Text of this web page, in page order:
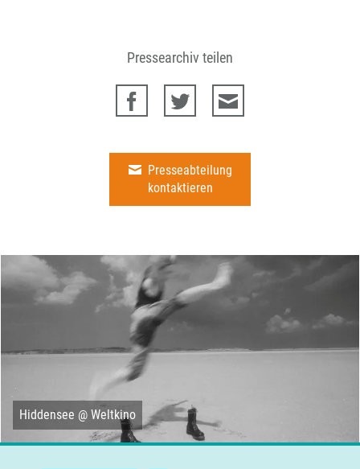
Pressearchiv teilen
Presseabteilung
kontaktieren
Hiddensee @ Weltkino